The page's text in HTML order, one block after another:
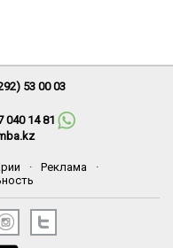
53 00 03
040 14 81
· Реклама
·